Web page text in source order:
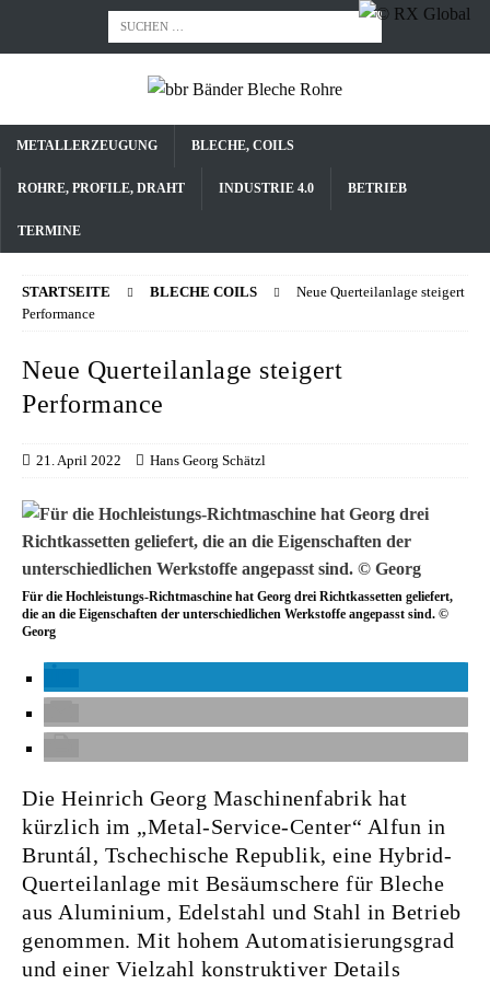
METALLERZEUGUNG BLECHE, COILS
ROHRE, PROFILE, DRAHT INDUSTRIE 4.0 BETRIEB
TERMINE
STARTSEITE BLECHE COILS
Neue Querteilanlage steigert
Performance
Neue Querteilanlage steigert
Performance
21. April 2022 Hans Georg Schätzl
Für die Hochleistungs-Richtmaschine hat Georg drei Richtkassetten geliefert,
die an die Eigenschaften der unterschiedlichen Werkstoffe angepasst sind. ©
Georg
Die Heinrich Georg Maschinenfabrik hat
kürzlich im „Metal-Service-Center“ Alfun in
Bruntál, Tschechische Republik, eine Hybrid-
Querteilanlage mit Besäumschere für Bleche
aus Aluminium, Edelstahl und Stahl in Betrieb
genommen. Mit hohem Automatisierungsgrad
und einer Vielzahl konstruktiver Details